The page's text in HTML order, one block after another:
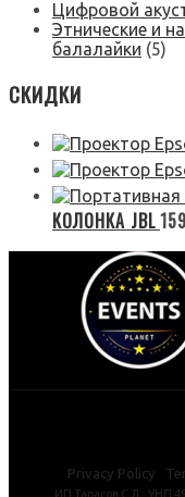
Цифровой
Этнические и
балалайки (5)
СКИДКИ
КОЛОНКА JBL
Privacy Policy
ИП Тарасов С.Л., УНП